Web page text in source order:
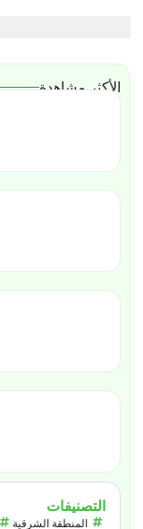
الأكثر مشاهدة
التصنيفات
المنطقة الشرقية